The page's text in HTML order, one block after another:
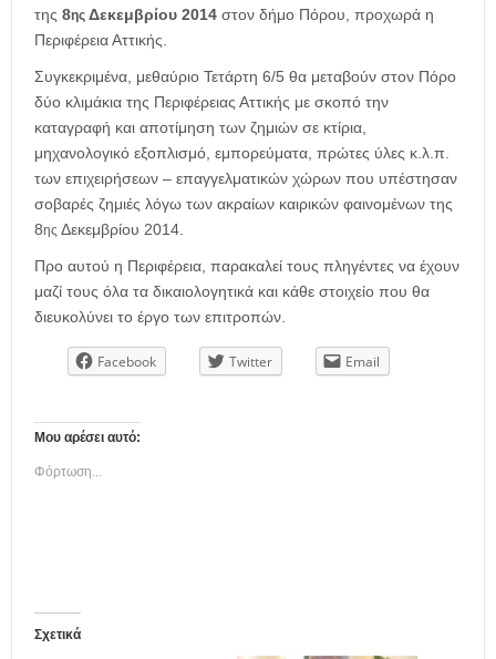
της 8ης Δεκεμβρίου 2014 στον δήμο Πόρου, προχωρά η
Περιφέρεια Αττικής.
Συγκεκριμένα, μεθαύριο Τετάρτη 6/5 θα μεταβούν στον Πόρο
δύο κλιμάκια της Περιφέρειας Αττικής με σκοπό την
καταγραφή και αποτίμηση των ζημιών σε κτίρια,
μηχανολογικό εξοπλισμό, εμπορεύματα, πρώτες ύλες κ.λ.π.
των επιχειρήσεων – επαγγελματικών χώρων που υπέστησαν
σοβαρές ζημιές λόγω των ακραίων καιρικών φαινομένων της
8ης Δεκεμβρίου 2014.
Προ αυτού η Περιφέρεια, παρακαλεί τους πληγέντες να έχουν
μαζί τους όλα τα δικαιολογητικά και κάθε στοιχείο που θα
διευκολύνει το έργο των επιτροπών.
Facebook Twitter Email
Μου αρέσει αυτό:
Φόρτωση...
Σχετικά